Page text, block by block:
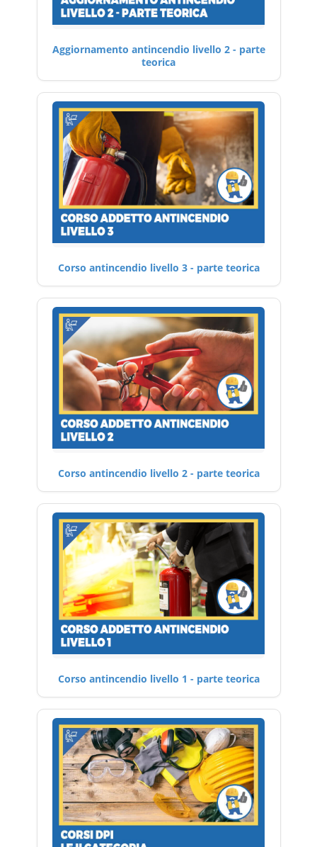
Aggiornamento antincendio livello 2 - parte
teorica
Corso antincendio livello 3 - parte teorica
Corso antincendio livello 2 - parte teorica
Corso antincendio livello 1 - parte teorica